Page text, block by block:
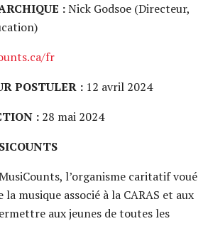
:Nick Godsoe (Directeur,
fr
POSTULER : 12 avril 2024
: 28 mai 2024
l’organisme caritatif voué
la musique associé à la CARAS et aux
aux jeunes de toutes les